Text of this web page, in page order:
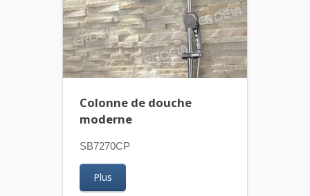
Colonne de douche
moderne
SB7270CP
Plus